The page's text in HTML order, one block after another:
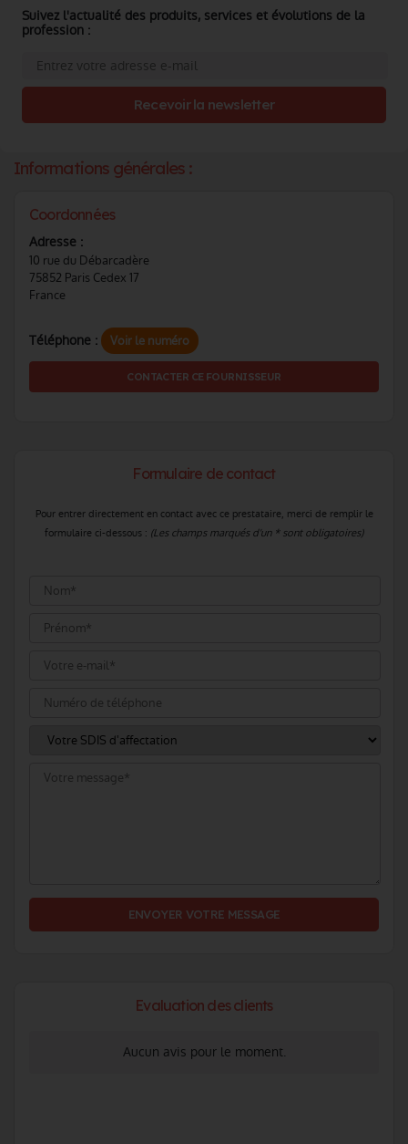
Informations générales :
Coordonnées
Adresse :
10 rue du Débarcadère
75852 Paris Cedex 17
France
Téléphone : Voir le numéro
CONTACTER CE FOURNISSEUR
Formulaire de contact
Pour entrer directement en contact avec ce prestataire, merci de remplir le
formulaire ci-dessous : (Les champs marqués d'un * sont obligatoires)
ENVOYER VOTRE MESSAGE
Evaluation des clients
Aucun avis pour le moment.
Suivez l'actualité des produits, services et évolutions de la
profession :
Recevoir la newsletter